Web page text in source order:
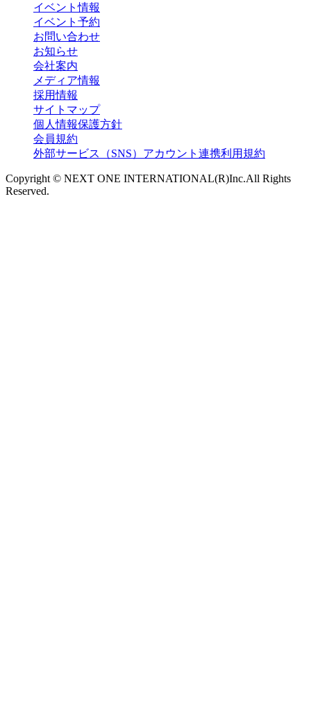
イベント情報
イベント予約
お問い合わせ
お知らせ
会社案内
メディア情報
採用情報
サイトマップ
個人情報保護方針
会員規約
外部サービス（SNS）アカウント連携利用規約
Copyright © NEXT ONE INTERNATIONAL(R)Inc.All Rights
Reserved.